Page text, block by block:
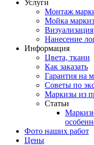
Услуги
Монтаж
Мойка маркиз
Визуализация
Нанесение
Информация
Цвета, ткани
Как заказать
Гарантия на
Советы по
Маркизы из
Статьи
Фото наших работ
Цены